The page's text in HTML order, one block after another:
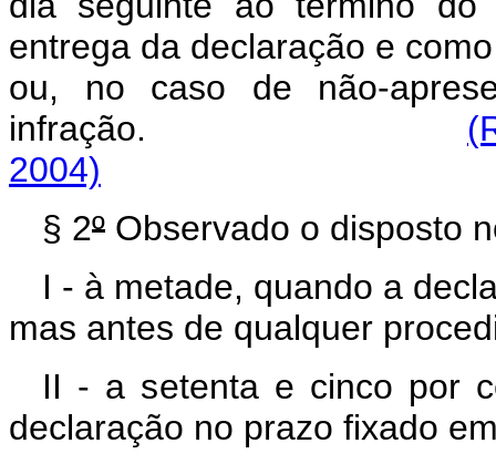
entrega da declaração e
ou, no caso de não-
infração.
2004)
§ 2º Observado o disposto
I - à metade, quando a
mas antes de qualquer
II - a setenta e cinco por
declaração no prazo fixado